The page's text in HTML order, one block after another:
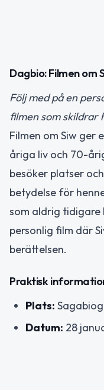
Dagbio: Filmen om
Följ med på en
filmen som skildrar
Filmen om Siw ger
åriga liv och 70-
besöker platser
betydelse för
som aldrig tidigare
personlig film där
berättelsen.
Praktisk
Plats:
Datum: 28